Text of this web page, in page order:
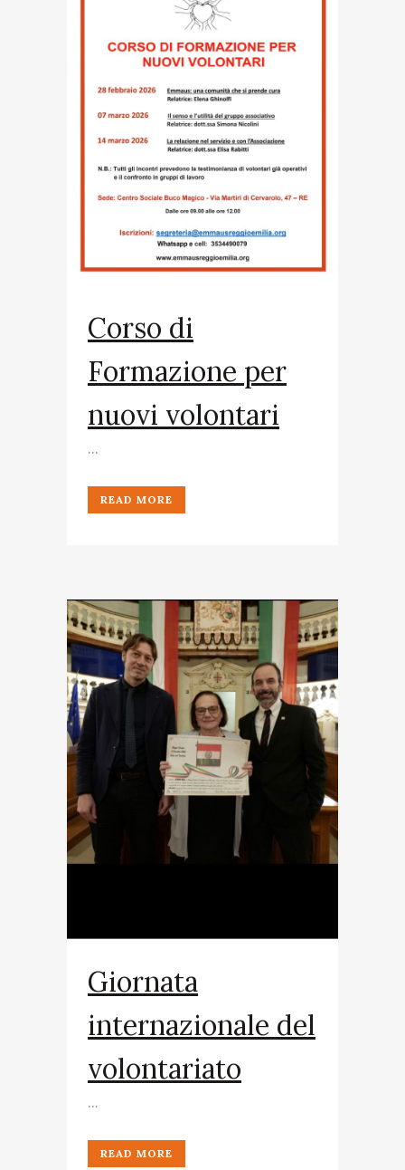
Corso di
Formazione per
nuovi volontari
...
READ MORE
Giornata
internazionale del
volontariato
...
READ MORE